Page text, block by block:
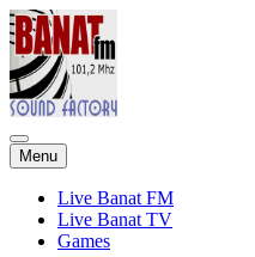
Menu Skip
to
content
Live Banat FM
Live Banat TV
Games